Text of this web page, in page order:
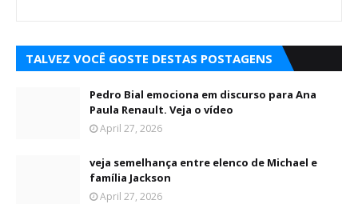
TALVEZ VOCÊ GOSTE DESTAS POSTAGENS
Pedro Bial emociona em discurso para Ana
Paula Renault. Veja o vídeo
April 27, 2026
veja semelhança entre elenco de Michael e
família Jackson
April 27, 2026